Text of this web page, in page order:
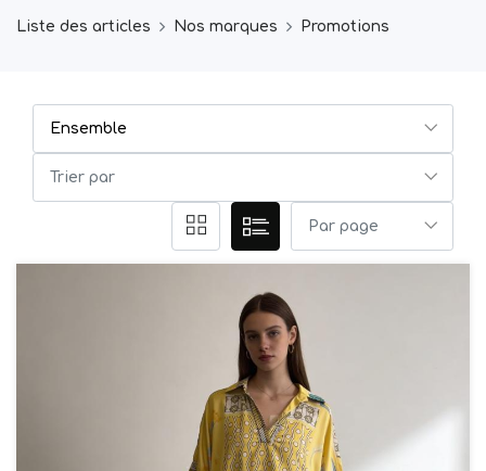
Liste des articles Nos marques Promotions